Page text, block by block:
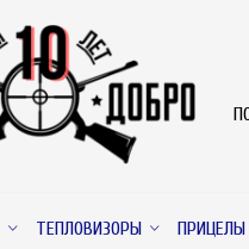
ТЕПЛОВИЗОРЫ